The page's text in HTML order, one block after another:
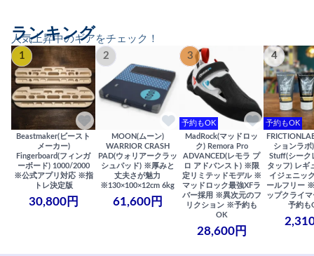
人気上昇中のギアをチェック！
ランキング
1
Beastmaker(ビースト
メーカー)
Fingerboard(フィンガ
ーボード) 1000/2000
※公式アプリ対応 ※指
トレ決定版
30,800円
2
MOON(ムーン)
WARRIOR CRASH
PAD(ウォリアークラッ
シュパッド) ※厚みと
丈夫さが魅力
※130×100×12cm 6kg
61,600円
3
予約もOK
MadRock(マッドロッ
ク) Remora Pro
ADVANCED(レモラ プ
ロ アドバンスト) ※限
定リミテッドモデル ※
マッドロック最強XFラ
バー採用 ※異次元のフ
リクション ※予約も
OK
28,600円
4
予約もOK
ションラボ
Stuff(シーク
タッフ) レギ
イジェニッ
ールフリー
ップクライ
予約も